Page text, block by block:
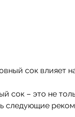
сок влияет
сок – это не
следующие